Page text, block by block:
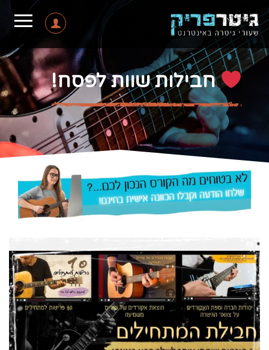
חבילות שוות לפסח!